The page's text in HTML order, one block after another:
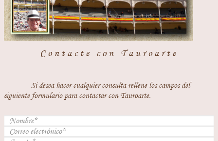
Contacte con Tauroarte
Si desea hacer cualquier consulta rellene los campos del
siguiente formulario para contactar con Tauroarte.